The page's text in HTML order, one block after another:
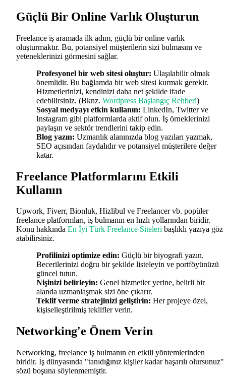
Güçlü Bir Online Varlık Oluşturun
Freelance iş aramada ilk adım, güçlü bir online varlık
oluşturmaktır. Bu, potansiyel müşterilerin sizi bulmasını ve
yeteneklerinizi görmesini sağlar.
Profesyonel bir web sitesi oluştur: Ulaşılabilir olmak
önemlidir. Bu bağlamda bir web sitesi kurmak gerekir.
Hizmetlerinizi, kendinizi daha net şekilde ifade
edebilirsiniz. (Bknz. Wordpress Başlangıç Rehberi)
Sosyal medyayı etkin kullanın: LinkedIn, Twitter ve
Instagram gibi platformlarda aktif olun. İş örneklerinizi
paylaşın ve sektör trendlerini takip edin.
Blog yazın: Uzmanlık alanınızda blog yazıları yazmak,
SEO açısından faydalıdır ve potansiyel müşterilere değer
katar.
Freelance Platformlarını Etkili
Kullanın
Upwork, Fiverr, Bionluk, Hizlibul ve Freelancer vb. popüler
freelance platformları, iş bulmanın en hızlı yollarından biridir.
Konu hakkında En İyi Türk Freelance Siteleri başlıklı yazıya göz
atabilirsiniz.
Profilinizi optimize edin: Güçlü bir biyografi yazın.
Becerilerinizi doğru bir şekilde listeleyin ve portföyünüzü
güncel tutun.
Nişinizi belirleyin: Genel hizmetler yerine, belirli bir
alanda uzmanlaşmak sizi öne çıkarır.
Teklif verme stratejinizi geliştirin: Her projeye özel,
kişiselleştirilmiş teklifler verin.
Networking'e Önem Verin
Networking, freelance iş bulmanın en etkili yöntemlerinden
biridir. İş dünyasında "tanıdığınız kişiler kadar başarılı olursunuz"
sözü boşuna söylenmemiştir.